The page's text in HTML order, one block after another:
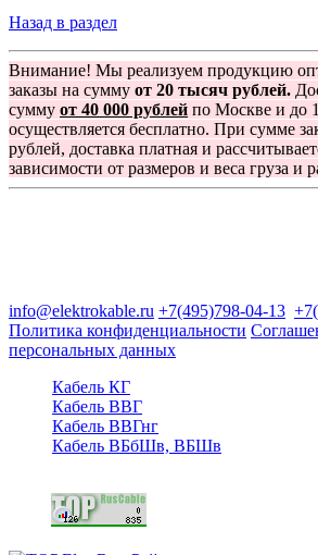
Назад в раздел
Внимание! Мы реализуем продукцию
заказы на сумму от 20 тысяч рублей.
сумму от 40 000 рублей по Москве и
осуществляется бесплатно. При сумме
рублей, доставка платная и
зависимости от размеров и веса груза и
info@elektrokable.ru +7(495)798-04-13
Политика конфиденциальности
персональных данных
Кабель КГ
Кабель ВВГ
Кабель ВВГнг
Кабель ВБбШв, ВБШв